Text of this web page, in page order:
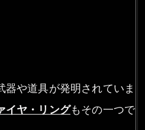
や道具が発明されていま
イヤ・リングもその一つで